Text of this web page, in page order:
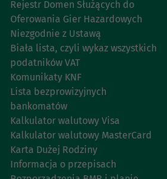
Rejestr Domen Służących do
Oferowania Gier Hazardowych
Niezgodnie z Ustawą
Biała lista, czyli wykaz wszystkich
podatników VAT
Komunikaty KNF
Lista bezprowizyjnych
bankomatów
Kalkulator walutowy Visa
Kalkulator walutowy MasterCard
Karta Dużej Rodziny
Informacja o przepisach